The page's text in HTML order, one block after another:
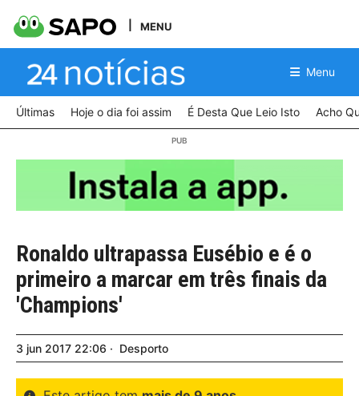
MENU
Menu
Últimas Hoje o dia foi assim É Desta Que Leio Isto Acho
Ronaldo ultrapassa Eusébio e é o
primeiro a marcar em três finais da
'Champions'
3 jun 2017 22:06 Desporto